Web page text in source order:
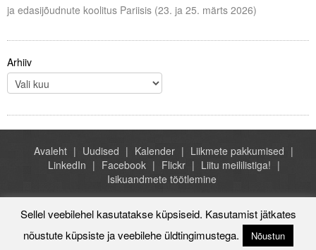
ja edasijõudnute koolitus Pariisis (23. ja 25. märts 2026)
Arhiiv
Avaleht Uudised Kalender
Liikmete pakkumised
LinkedIn
Facebook Flickr
Liitu meililistiga!
Isikuandmete töötlemine
Rahvusvaheline Kaubanduskoda - ICC Eesti, A.H. Tammsaare tee
Sellel veebilehel kasutatakse küpsiseid. Kasutamist jätkates
nõustute küpsiste ja veebilehe üldtingimustega.
Nõustun